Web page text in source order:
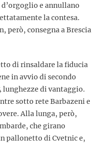
e annullano
la contesa.
però, consegna a Brescia
di rinsaldare la fiducia
in avvio di secondo
lunghezze di vantaggio.
sotto rete Barbazeni e
Alla lunga, però,
che girano
pallonetto di Cvetnic e,